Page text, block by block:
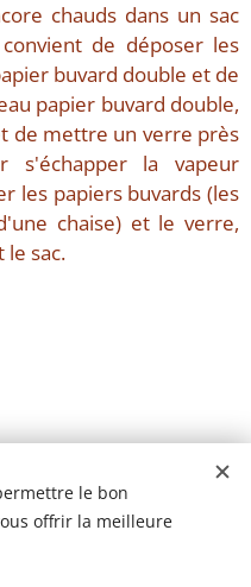
chauds dans un sac
de déposer les
buvard double et de
papier buvard double,
de mettre un verre près
s'échapper la vapeur
les papiers buvards (les
chaise) et le verre,
sac.
le bon
offrir la meilleure